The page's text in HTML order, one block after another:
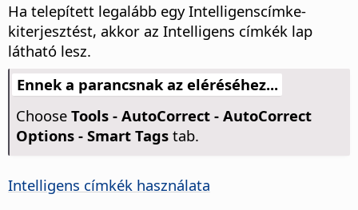
Ha telepített legalább egy Intelligenscímke-
kiterjesztést, akkor az Intelligens címkék lap
látható lesz.
Ennek a parancsnak az eléréséhez...
Choose Tools - AutoCorrect - AutoCorrect
Options - Smart Tagstab.
Intelligens címkék használata